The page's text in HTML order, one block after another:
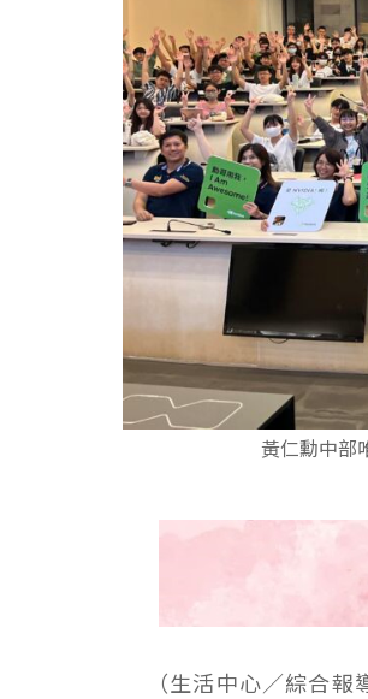
黃仁勳中部
（生活中心／綜合